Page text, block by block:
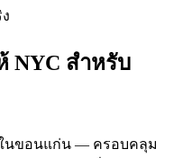
NYC สำหรับ
ในขอนแก่น — ครอบคลุม